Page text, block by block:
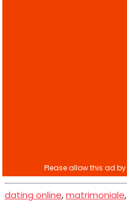
dating online,matrimoniale,